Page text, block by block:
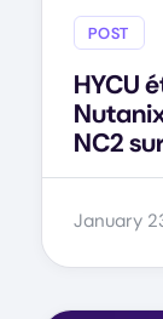
POST
HYCU
NC2
January